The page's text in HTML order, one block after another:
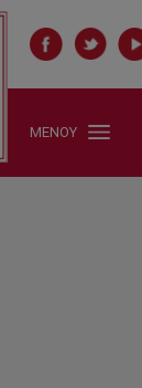
ΜΕΝΟΥ